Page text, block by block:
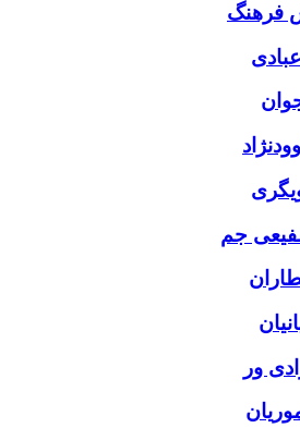
فرهنگ
جم
ور